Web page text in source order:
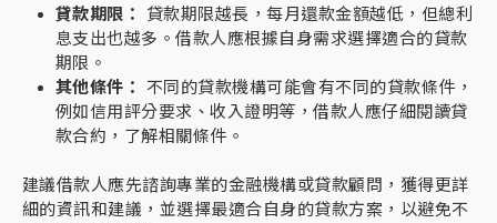
貸款期限：
貸款期限越長，每月還款金額越低，但總利
息支出也越多。借款人應根據自身需求選擇適合的貸款
期限。
其他條件：
不同的貸款機構可能會有不同的貸款條件，
例如信用評分要求、收入證明等，借款人應仔細閱讀貸
款合約，了解相關條件。
建議借款人應先諮詢專業的金融機構或貸款顧問，獲得更詳
細的資訊和建議，並選擇最適合自身的貸款方案，以避免不